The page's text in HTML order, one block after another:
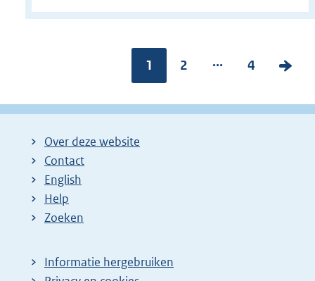
Pagina:
1
P
g
2 ...
P
g
4
V
l
Over deze website
Contact
English
Help
Zoeken
Informatie hergebruiken